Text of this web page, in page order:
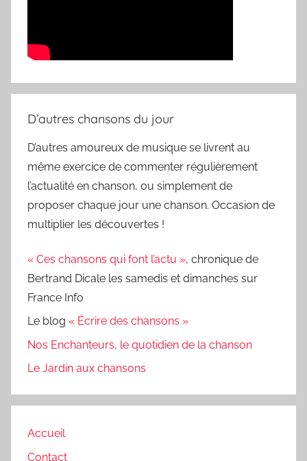
D’autres chansons du jour
D’autres amoureux de musique se livrent au
même exercice de commenter régulièrement
l’actualité en chanson, ou simplement de
proposer chaque jour une chanson. Occasion de
multiplier les découvertes !
« Ces chansons qui font l’actu », chronique de
Bertrand Dicale les samedis et dimanches sur
France Info
Le blog « Écrire des chansons »
Nos Enchanteurs, le quotidien de la chanson
Le Jardin aux chansons
Accueil
Contact